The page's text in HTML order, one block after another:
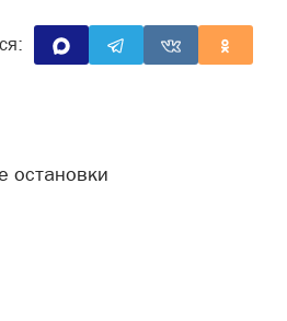
остановки